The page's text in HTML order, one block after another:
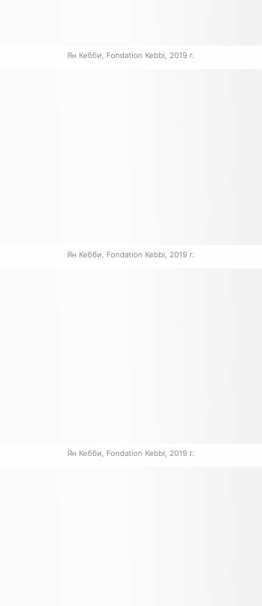
Ян Кебби, Fondation Kebbi, 2019 г.
Ян Кебби, Fondation Kebbi, 2019 г.
Ян Кебби, Fondation Kebbi, 2019 г.